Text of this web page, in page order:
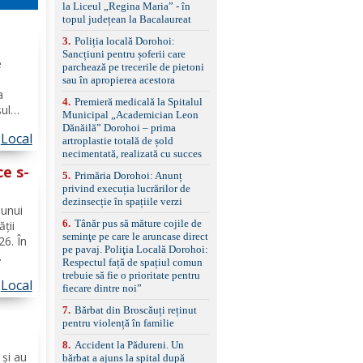
Local
s-
În
de
Local
au
panoramică, geamuri
spate fumurii Carlig de
remorcare Bonus: -
Covorașe textile montate
pe mașină. -Ofer și un
set de covorașe din
împreună cu un set de
anvelope de iarnă.
la Liceul „Regina Maria” - în
topul județean la Bacalaureat
3. Poliția locală Dorohoi:
Sancțiuni pentru șoferii care
parchează pe trecerile de pietoni
sau în apropierea acestora
4. Premieră medicală la Spitalul
Municipal „Academician Leon
Dănăilă” Dorohoi – prima
artroplastie totală de șold
necimentată, realizată cu succes
5. Primăria Dorohoi: Anunț
privind execuția lucrărilor de
dezinsecție în spațiile verzi
6. Tânăr pus să măture cojile de
seminţe pe care le aruncase direct
pe pavaj. Poliţia Locală Dorohoi:
Respectul față de spațiul comun
trebuie să fie o prioritate pentru
fiecare dintre noi”
7. Bărbat din Broscăuți reținut
pentru violență în familie
8. Accident la Pădureni. Un
bărbat a ajuns la spital după